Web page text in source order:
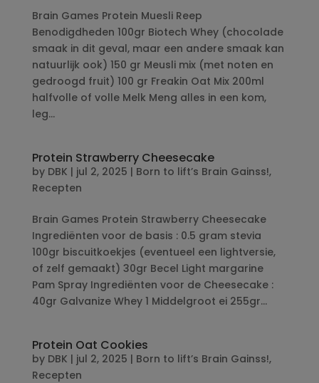
Brain Games Protein Muesli Reep
Benodigdheden 100gr Biotech Whey (chocolade
smaak in dit geval, maar een andere smaak kan
natuurlijk ook) 150 gr Meusli mix (met noten en
gedroogd fruit) 100 gr Freakin Oat Mix 200ml
halfvolle of volle Melk Meng alles in een kom,
leg...
Protein Strawberry Cheesecake
by DBK | jul 2, 2025 | Born to lift’s Brain Gainss!,
Recepten
Brain Games Protein Strawberry Cheesecake
Ingrediënten voor de basis : 0.5 gram stevia
100gr biscuitkoekjes (eventueel een lightversie,
of zelf gemaakt) 30gr Becel Light margarine
Pam Spray Ingrediënten voor de Cheesecake :
40gr Galvanize Whey 1 Middelgroot ei 255gr...
Protein Oat Cookies
by DBK | jul 2, 2025 | Born to lift’s Brain Gainss!,
Recepten